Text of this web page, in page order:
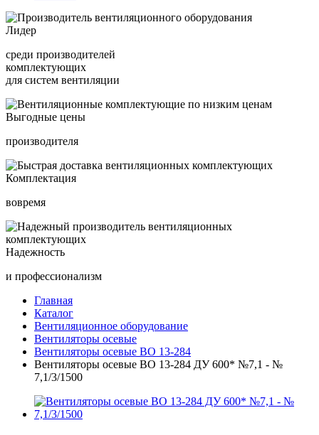
Лидер
среди производителей
комплектующих
для систем вентиляции
Выгодные цены
производителя
Комплектация
вовремя
Надежность
и профессионализм
Главная
Каталог
Вентиляционное оборудование
Вентиляторы осевые
Вентиляторы осевые ВО 13-284
Вентиляторы осевые ВО 13-284 ДУ 600* №7,1 - №
7,1/3/1500